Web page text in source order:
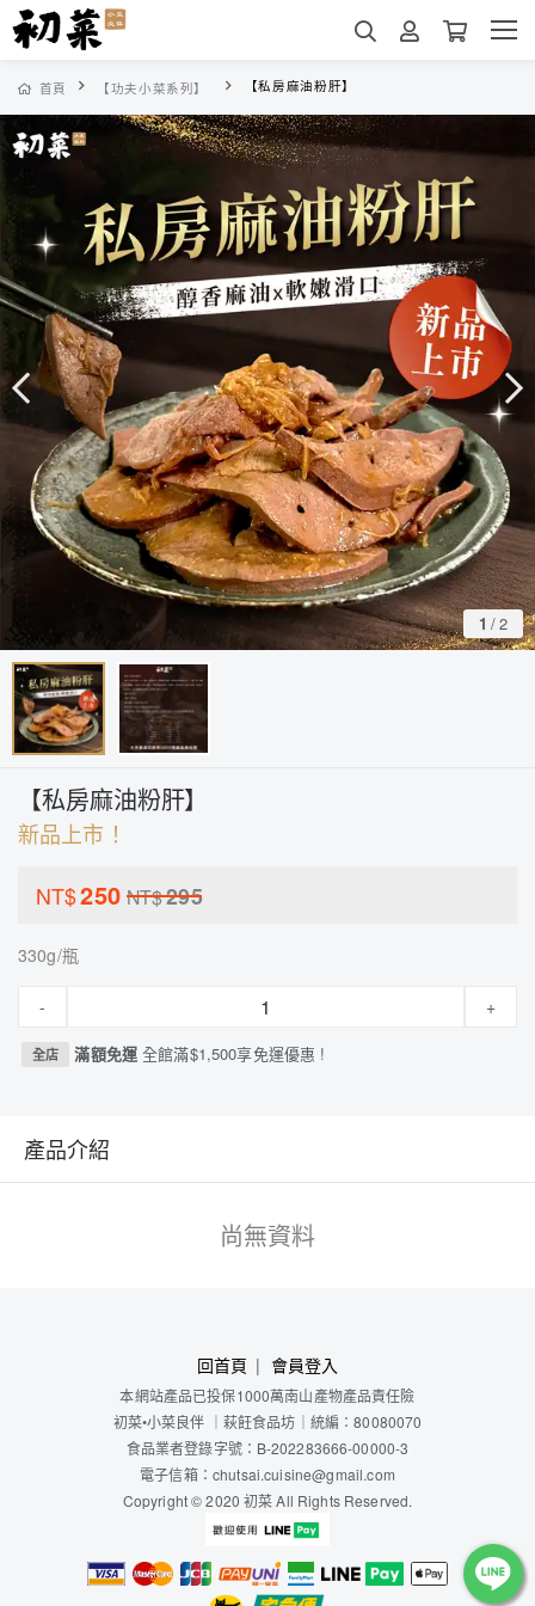
首頁 【功夫小菜系列】 【私房麻油粉肝】
1 /2
【私房麻油粉肝】
新品上市！
NT$250 NT$295
330g/瓶
- +
全店 滿額免運全館滿$1,500享免運優惠 !
產品介紹
尚無資料
回首頁 會員登入
本網站產品已投保1000萬南山產物產品責任險
初菜•小菜良伴 ｜ 萩飪食品坊 ｜ 統編：80080070
食品業者登錄字號：B-202283666-00000-3
電子信箱：chutsai.cuisine@gmail.com
Copyright © 2020 初菜 All Rights Reserved.